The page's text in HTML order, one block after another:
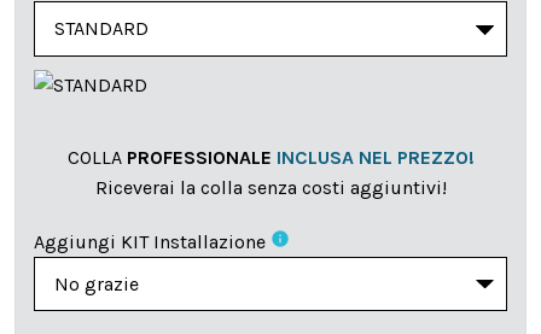
COLLA PROFESSIONALE INCLUSA NEL PREZZO!
Riceverai la colla senza costi aggiuntivi!
Aggiungi KIT Installazione info